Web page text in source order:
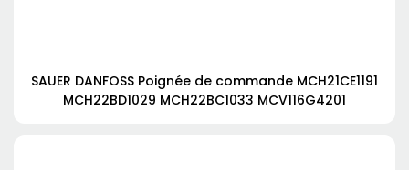
SAUER DANFOSS Poignée de commande MCH21CE1191
MCH22BD1029 MCH22BC1033 MCV116G4201